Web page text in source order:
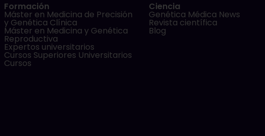
Formación
Máster en Medicina de Precisión
y Genética Clínica
Máster en Medicina y Genética
Reproductiva
Expertos universitarios
Cursos Superiores Universitarios
Cursos
Ciencia
Genética Médica News
Revista científica
Blog